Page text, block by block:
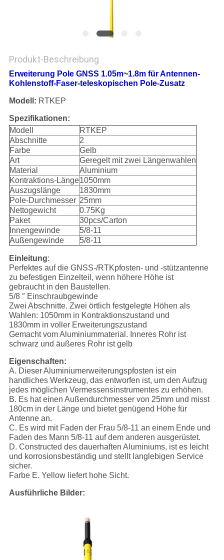
Produkt-Beschreibung
Erweiterung Pole GNSS 1.05m~1.8m für Antennen-
Kohlenstoff-Faser-teleskopischen Pole-Zusatz
Modell: RTKEP
Spezifikationen:
Modell
RTKEP
Abschnitte
2
Farbe
Gelb
Art
Geregelt mit zwei Längenwahlen
Material
Aluminium
Kontraktions-Länge1050mm
Auszugslänge
1830mm
Pole-Durchmesser 25mm
Nettogewicht
0.75Kg
Paket
30pcs/Carton
Innengewinde
5/8-11
Außengewinde
5/8-11
Einleitung:
Perfektes auf die GNSS-/RTKpfosten- und -stützantenne
zu befestigen Einzelteil, wenn höhere Höhe ist
gebraucht in den Baustellen.
5/8 ″ Einschraubgewinde
Zwei Abschnitte. Zwei örtlich festgelegte Höhen als
Wahlen: 1050mm in Kontraktionszustand und
1830mm in voller Erweiterungszustand
Gemacht vom Aluminiummaterial. Inneres Rohr ist
schwarz und äußeres Rohr ist gelb
Eigenschaften:
A. Dieser Aluminiumerweiterungspfosten ist ein
handliches Werkzeug, das entworfen ist, um den Aufzug
jedes möglichen Vermessensinstrumentes zu erhöhen.
B. Es hat einen Außendurchmesser von 25mm und misst
180cm in der Länge und bietet genügend Höhe für
Antenne an.
C. Es wird mit Faden der Frau 5/8-11 an einem Ende und
Faden des Mann 5/8-11 auf dem anderen ausgerüstet.
D. Constructed des dauerhaften Aluminiums, ist es leicht
und korrosionsbeständig und stellt langlebigen Service
sicher.
Farbe E. Yellow liefert hohe Sicht.
Ausführliche Bilder: